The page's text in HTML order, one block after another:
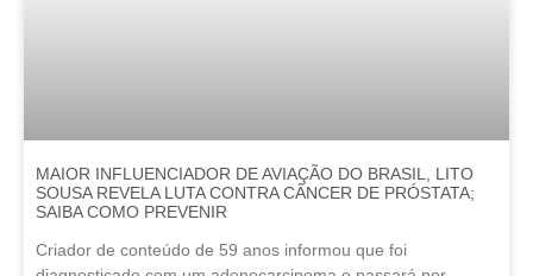
MAIOR INFLUENCIADOR DE AVIAÇÃO DO BRASIL, LITO
SOUSA REVELA LUTA CONTRA CÂNCER DE PRÓSTATA;
SAIBA COMO PREVENIR
Criador de conteúdo de 59 anos informou que foi